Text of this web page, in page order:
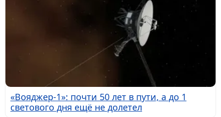
«Вояджер-1»: почти 50 лет в пути, а до 1
светового дня ещё не долетел